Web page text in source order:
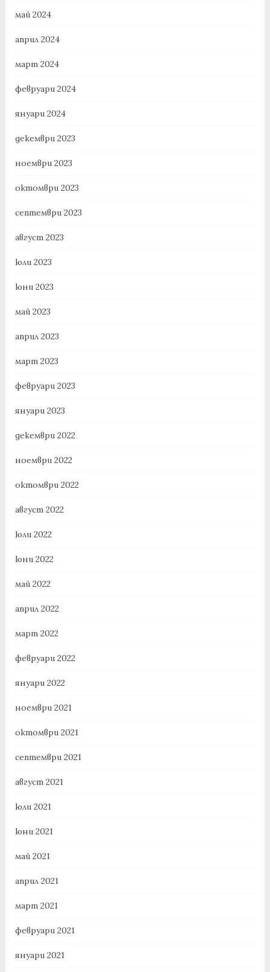
май 2024
април 2024
март 2024
февруари 2024
януари 2024
декември 2023
ноември 2023
октомври 2023
септември 2023
август 2023
юли 2023
юни 2023
май 2023
април 2023
март 2023
февруари 2023
януари 2023
декември 2022
ноември 2022
октомври 2022
август 2022
юли 2022
юни 2022
май 2022
април 2022
март 2022
февруари 2022
януари 2022
ноември 2021
октомври 2021
септември 2021
август 2021
юли 2021
юни 2021
май 2021
април 2021
март 2021
февруари 2021
януари 2021